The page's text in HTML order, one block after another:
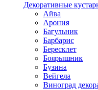
Декоративные
Айва
Арония
Багульник
Барбарис
Бересклет
Боярышник
Бузина
Вейгела
Виноград